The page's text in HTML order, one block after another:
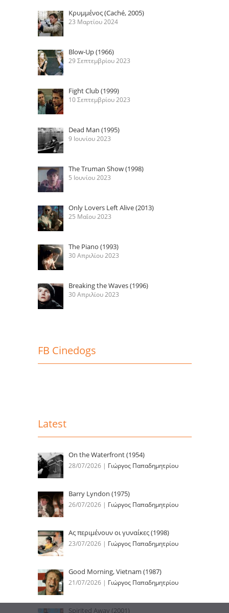
Κρυμμένος (Caché, 2005)
23 Μαρτίου 2024
Blow-Up (1966)
29 Σεπτεμβρίου 2023
Fight Club (1999)
10 Σεπτεμβρίου 2023
Dead Man (1995)
9 Ιουνίου 2023
The Truman Show (1998)
5 Ιουνίου 2023
Only Lovers Left Alive (2013)
25 Μαΐου 2023
The Piano (1993)
30 Απριλίου 2023
Breaking the Waves (1996)
30 Απριλίου 2023
FB Cinedogs
Latest
On the Waterfront (1954)
28/07/2026 | Γιώργος Παπαδημητρίου
Barry Lyndon (1975)
26/07/2026 | Γιώργος Παπαδημητρίου
Ας περιμένουν οι γυναίκες (1998)
23/07/2026 | Γιώργος Παπαδημητρίου
Good Morning, Vietnam (1987)
21/07/2026 | Γιώργος Παπαδημητρίου
Spirited Away (2001)